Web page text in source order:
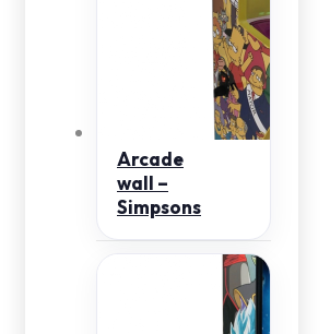
Arcade
wall –
Simpsons